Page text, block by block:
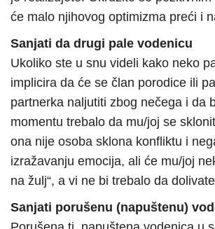
će malo njihovog optimizma preći i
Sanjati da drugi pale vodenicu
Ukoliko ste u snu videli kako neko
implicira da će se član porodice ili
partnerka naljutiti zbog nečega i da
momentu trebalo da mu/joj se
ona nije osoba sklona konfliktu i
izražavanju emocija, ali će mu/joj
na žulj“, a vi ne bi trebalo da
Sanjati porušenu (napuštenu)